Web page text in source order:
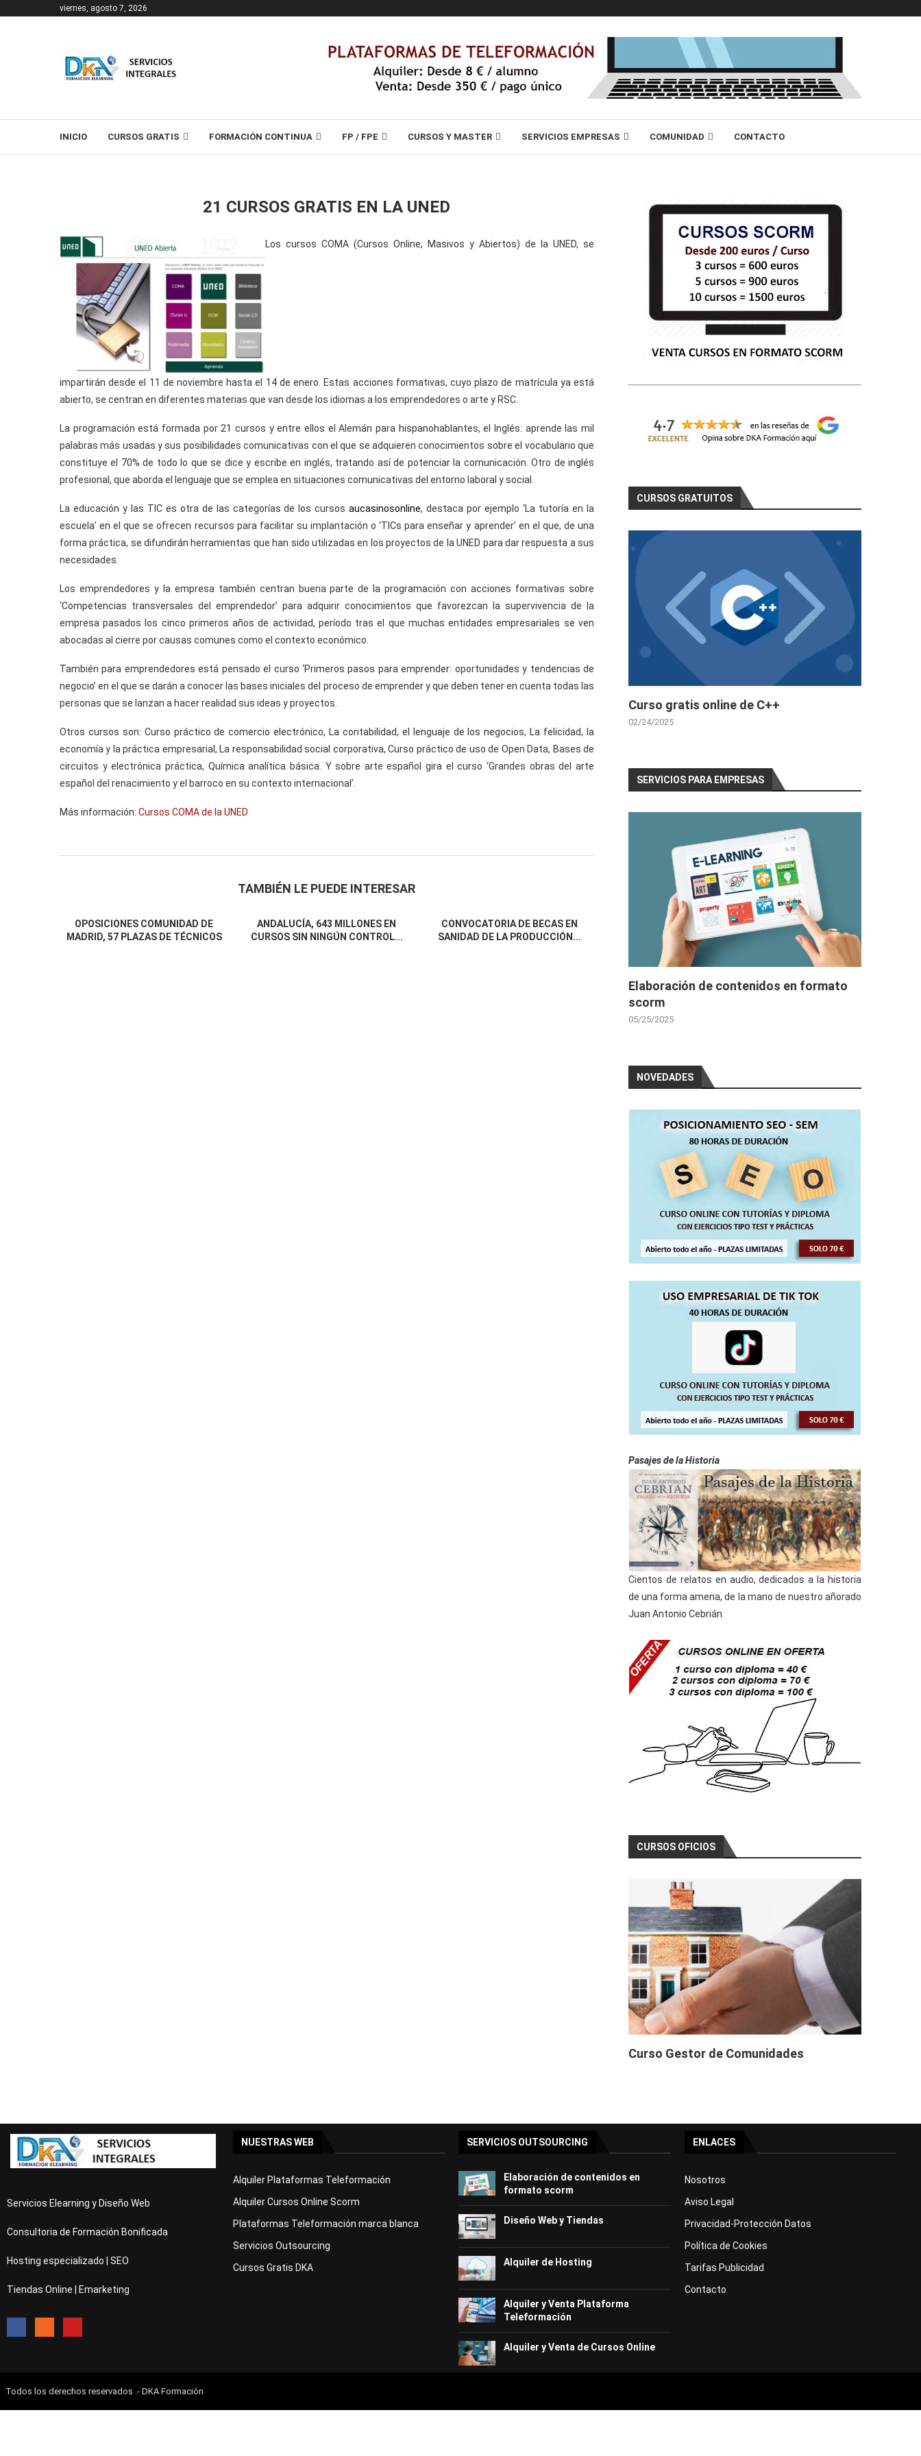
viernes, agosto 7, 2026
INICIO CURSOS GRATIS FORMACIÓN CONTINUA FP / FPE CURSOS Y MASTER SERVICIOS EMPRESAS COMUNIDAD CONTACTO
21 CURSOS GRATIS EN LA UNED
Los cursos COMA (Cursos Online, Masivos y Abiertos) de la UNED, se
impartirán desde el 11 de noviembre hasta el 14 de enero. Estas acciones formativas, cuyo plazo de matrícula ya está
abierto, se centran en diferentes materias que van desde los idiomas a los emprendedores o arte y RSC.
La programación está formada por 21 cursos y entre ellos el Alemán para hispanohablantes, el Inglés: aprende las mil
palabras más usadas y sus posibilidades comunicativas con el que se adquieren conocimientos sobre el vocabulario que
constituye el 70% de todo lo que se dice y escribe en inglés, tratando así de potenciar la comunicación. Otro de inglés
profesional, que aborda el lenguaje que se emplea en situaciones comunicativas del entorno laboral y social.
La educación y las TIC es otra de las categorías de los cursosaucasinosonline, destaca por ejemplo ‘La tutoría en la
escuela’ en el que se ofrecen recursos para facilitar su implantación o ‘TICs para enseñar y aprender’ en el que, de una
forma práctica, se difundirán herramientas que han sido utilizadas en los proyectos de la UNED para dar respuesta a sus
necesidades.
Los emprendedores y la empresa también centran buena parte de la programación con acciones formativas sobre
‘Competencias transversales del emprendedor’ para adquirir conocimientos que favorezcan la supervivencia de la
empresa pasados los cinco primeros años de actividad, período tras el que muchas entidades empresariales se ven
abocadas al cierre por causas comunes como el contexto económico.
También para emprendedores está pensado el curso ‘Primeros pasos para emprender: oportunidades y tendencias de
negocio’ en el que se darán a conocer las bases iniciales del proceso de emprender y que deben tener en cuenta todas las
personas que se lanzan a hacer realidad sus ideas y proyectos.
Otros cursos son: Curso práctico de comercio electrónico, La contabilidad, el lenguaje de los negocios, La felicidad, la
economía y la práctica empresarial, La responsabilidad social corporativa, Curso práctico de uso de Open Data, Bases de
circuitos y electrónica práctica, Química analítica básica. Y sobre arte español gira el curso ‘Grandes obras del arte
español del renacimiento y el barroco en su contexto internacional’.
Más información: Cursos COMA de la UNED
TAMBIÉN LE PUEDE INTERESAR
OPOSICIONES COMUNIDAD DE
MADRID, 57 PLAZAS DE TÉCNICOS
ANDALUCÍA, 643 MILLONES EN
CURSOS SIN NINGÚN CONTROL...
CONVOCATORIA DE BECAS EN
SANIDAD DE LA PRODUCCIÓN...
CURSOS GRATUITOS
Curso gratis online de C++
02/24/2025
SERVICIOS PARA EMPRESAS
Elaboración de contenidos en formato
scorm
05/25/2025
NOVEDADES
Pasajes de la Historia
Cientos de relatos en audio, dedicados a la historia
de una forma amena, de la mano de nuestro añorado
Juan Antonio Cebrián
CURSOS OFICIOS
Curso Gestor de Comunidades
Servicios Elearning y Diseño Web
Consultoria de Formación Bonificada
Hosting especializado | SEO
Tiendas Online | Emarketing
NUESTRAS WEB
Alquiler Plataformas Teleformación
Alquiler Cursos Online Scorm
Plataformas Teleformación marca blanca
Servicios Outsourcing
Cursos Gratis DKA
SERVICIOS OUTSOURCING
Elaboración de contenidos en
formato scorm
Diseño Web y Tiendas
Alquiler de Hosting
Alquiler y Venta Plataforma
Teleformación
Alquiler y Venta de Cursos Online
ENLACES
Nosotros
Aviso Legal
Privacidad-Protección Datos
Política de Cookies
Tarifas Publicidad
Contacto
Todos los derechos reservados .- DKA Formación